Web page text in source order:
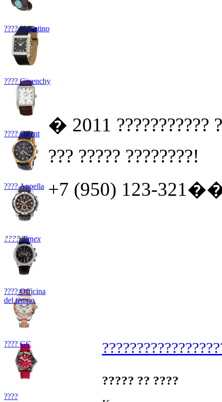
???? Valentino
???? Givenchy
???? Orient
???? Appella
???? Timex
???? Officina
del tempo
???? GC
????
??????????????
????? ?? ????
� 2011 ???????????
??? ????? ????????!
+7 (950) 123-